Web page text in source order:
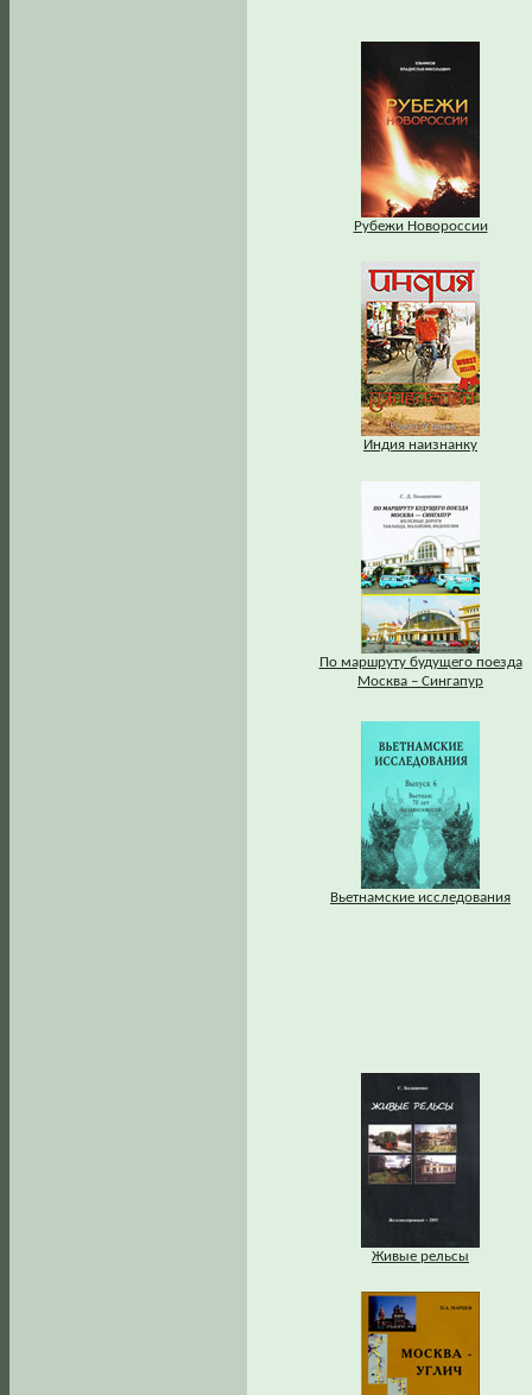
Рубежи Новороссии
Индия наизнанку
По маршруту будущего поезда
Москва – Сингапур
Вьетнамские исследования
Живые рельсы